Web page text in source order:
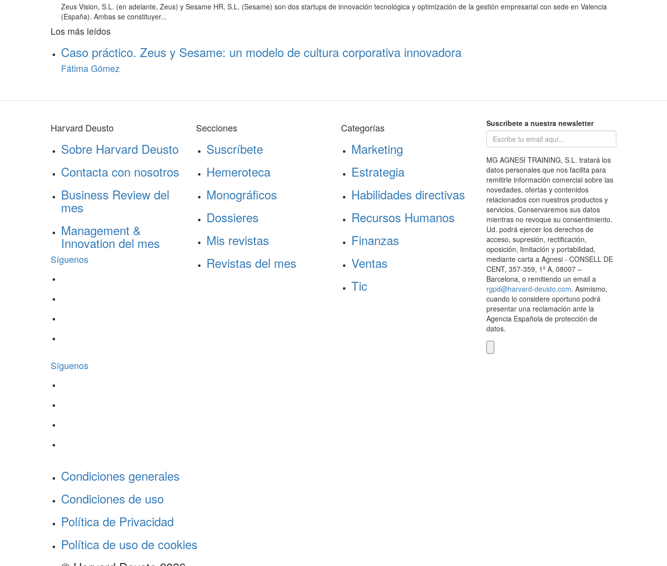
Zeus Vision, S.L. (en adelante, Zeus) y Sesame HR, S.L. (Sesame) son dos startups de innovación tecnológica y optimización de la gestión empresarial con sede en Valencia
(España). Ambas se constituyer...
Los más leídos
Caso práctico. Zeus y Sesame: un modelo de cultura corporativa innovadora
Fátima Gómez
Harvard Deusto
Sobre Harvard Deusto
Contacta con nosotros
Business Review del
mes
Management &
Innovation del mes
Síguenos
Secciones
Suscríbete
Hemeroteca
Monográficos
Dossieres
Mis revistas
Revistas del mes
Categorías
Marketing
Estrategia
Habilidades directivas
Recursos Humanos
Finanzas
Ventas
Tic
Suscríbete a nuestra newsletter
MG AGNESI TRAINING, S.L. tratará los
datos personales que nos facilita para
remitirle información comercial sobre las
novedades, ofertas y contenidos
relacionados con nuestros productos y
servicios. Conservaremos sus datos
mientras no revoque su consentimiento.
Ud. podrá ejercer los derechos de
acceso, supresión, rectificación,
oposición, limitación y portabilidad,
mediante carta a Agnesi - CONSELL DE
CENT, 357-359, 1º A, 08007 –
Barcelona, o remitiendo un email a
rgpd@harvard-deusto.com. Asimismo,
cuando lo considere oportuno podrá
presentar una reclamación ante la
Agencia Española de protección de
datos.
Síguenos
Condiciones generales
Condiciones de uso
Política de Privacidad
Política de uso de cookies